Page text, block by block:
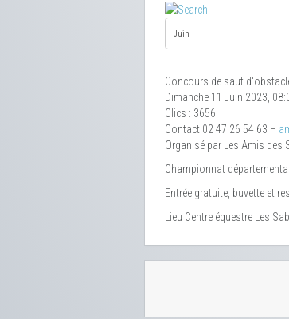
Concours de saut
Dimanche 11 Juin 2023,
Clics : 3656
Contact 02 47 26 54 63 –
Organisé par Les Amis des
Championnat
Entrée gratuite, buvette et
Lieu Centre équestre Les